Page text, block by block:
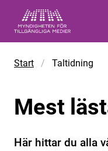
Start / Taltidning
Mest
Här hittar du alla